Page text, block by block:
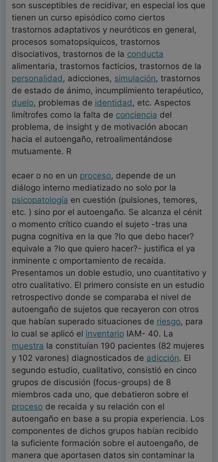
son susceptibles de recidivar, en especial los que
tienen un curso episódico como ciertos
trastornos adaptativos y neuróticos en general,
procesos somatopsíquicos, trastornos
disociativos, trastornos de la conducta
alimentaria, trastornos facticios, trastornos de la
personalidad, adicciones, simulación, trastornos
de estado de ánimo, incumplimiento terapéutico,
duelo, problemas de identidad, etc. Aspectos
limítrofes como la falta de conciencia del
problema, de insight y de motivación abocan
hacia el autoengaño, retroalimentándose
mutuamente. R
ecaer o no en un proceso, depende de un
diálogo interno mediatizado no solo por la
psicopatología en cuestión (pulsiones, temores,
etc. ) sino por el autoengaño. Se alcanza el cénit
o momento crítico cuando el sujeto -tras una
pugna cognitiva en la que ?lo que debo hacer?
equivale a ?lo que quiero hacer?- justifica el ya
inminente c omportamiento de recaída.
Presentamos un doble estudio, uno cuantitativo y
otro cualitativo. El primero consiste en un estudio
retrospectivo donde se comparaba el nivel de
autoengaño de sujetos que recayeron con otros
que habían superado situaciones de riesgo, para
lo cual se aplicó el inventario IAM- 40. La
muestra la constituían 190 pacientes (82 mujeres
y 102 varones) diagnosticados de adicción. El
segundo estudio, cualitativo, consistió en cinco
grupos de discusión (focus-groups) de 8
miembros cada uno, que debatieron sobre el
proceso de recaída y su relación con el
autoengaño en base a su propia experiencia. Los
componentes de dichos grupos habían recibido
la suficiente formación sobre el autoengaño, de
manera que aportasen datos sin contaminar la